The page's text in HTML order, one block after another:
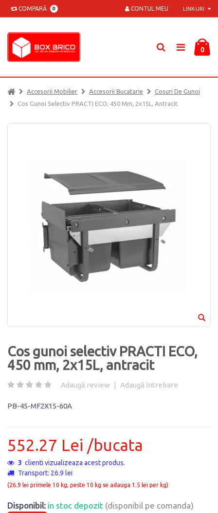
COMPARĂ 0 LINK-URI
CONTUL MEU
0
Accesorii Mobilier Accesorii Bucatarie
Cosuri De Gunoi
Cos Gunoi Selectiv PRACTI ECO, 450 Mm, 2x15L, Antracit
Cos gunoi selectiv PRACTI ECO,
450 mm, 2x15L, antracit
Adaugă review | Adaugă întrebare
PB-45-MF2X15-60A
552.27 Lei /bucata
3 clienti vizualizeaza acest produs.
Transport: 26.9 lei
(26.9 lei primele 10 kg, peste 10 kg se adauga 1.5 lei per kg)
Disponibil: in stoc depozit (disponibil pe comanda)